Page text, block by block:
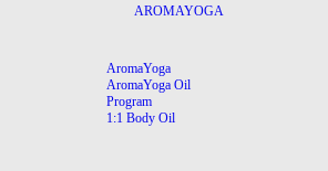
AROMAYOGA
AromaYoga
AromaYoga Oil
Program
1:1 Body Oil